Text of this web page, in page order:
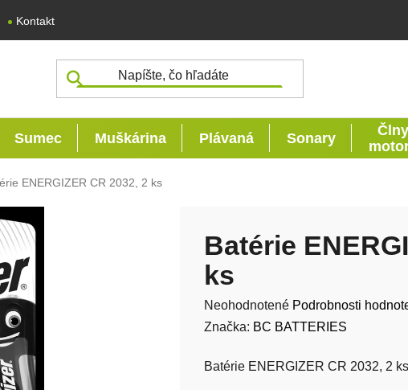
Kontakt
Sumec Muškárina Plávaná Sonary
Člny
ENERGIZER CR 2032, 2 ks
Batérie
ks
Priemerné hodnotenie produktu je
Neohodnotené Podrobnosti
Značka: BC BATTERIES
Batérie ENERGIZER CR 2032, 2 ks